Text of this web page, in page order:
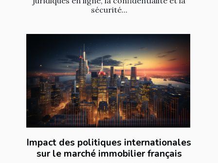
sécurité...
Impact des politiques internationales
sur le marché immobilier français